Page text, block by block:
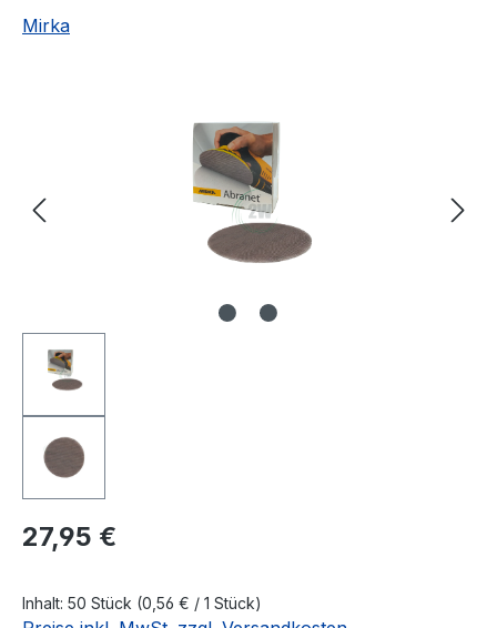
Mirka
Regulärer Preis:
27,95 €
Inhalt: 50 Stück (0,56 € / 1 Stück)